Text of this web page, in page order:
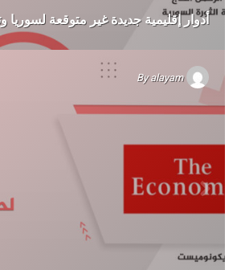
أدوار إقليمية جديدة غير متوقعة لسوريا
Byalayam